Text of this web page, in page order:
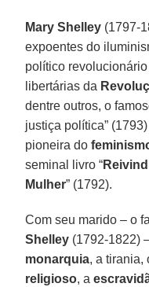
Mary Shelley (1797-
expoentes do
político
libertárias da
dentre outros, o
justiça política”
pioneira do
seminal livro “
Mulher” (1792).
Com seu marido – o
Shelley (1792-1822)
monarquia, a tirania,
religioso, a